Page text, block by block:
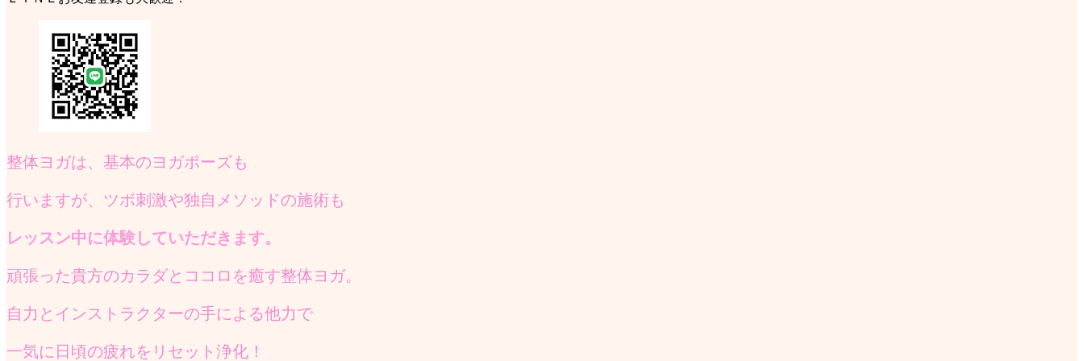
整体ヨガは、基本のヨガポーズも
行いますが、ツボ刺激や独自メソッドの施術も
レッスン中に体験していただきます。
頑張った貴方のカラダとココロを癒す整体ヨガ。
自力とインストラクターの手による他力で
一気に日頃の疲れをリセット浄化！